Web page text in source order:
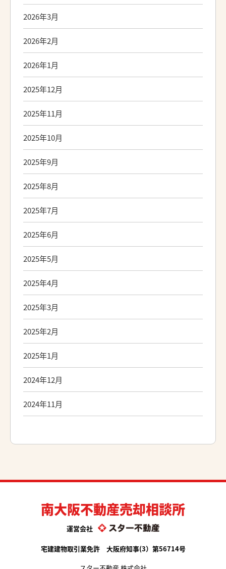
2026年3月
2026年2月
2026年1月
2025年12月
2025年11月
2025年10月
2025年9月
2025年8月
2025年7月
2025年6月
2025年5月
2025年4月
2025年3月
2025年2月
2025年1月
2024年12月
2024年11月
南大阪不動産売却相談所
運営会社
宅建建物取引業免許 大阪府知事(3）第56714号